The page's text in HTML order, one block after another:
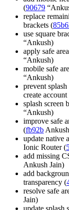
(90679
replace
brackets (
use square
“Ankush)
apply safe
“Ankush)
mobile safe
“Ankush)
prevent
create
splash screen
“Ankush)
improve safe
(fb92b
update native
Ionic Router (
add missing
Ankush Jain)
add
transparency (
resolve safe
Jain)
update splash